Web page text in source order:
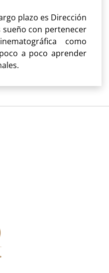
plazo es Dirección
con pertenecer
como
a poco aprender